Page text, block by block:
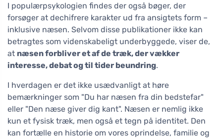
I populærpsykologien findes der også bøger, der
forsøger at dechifrere karakter ud fra ansigtets form –
inklusive næsen. Selvom disse publikationer ikke kan
betragtes som videnskabeligt underbyggede, viser de,
at næsen forbliver et af de træk, der vækker
interesse, debat og til tider beundring.
I hverdagen er det ikke usædvanligt at høre
bemærkninger som "Du har næsen fra din bedstefar"
eller "Den næse giver dig kant". Næsen er nemlig ikke
kun et fysisk træk, men også et tegn på identitet. Den
kan fortælle en historie om vores oprindelse, familie og